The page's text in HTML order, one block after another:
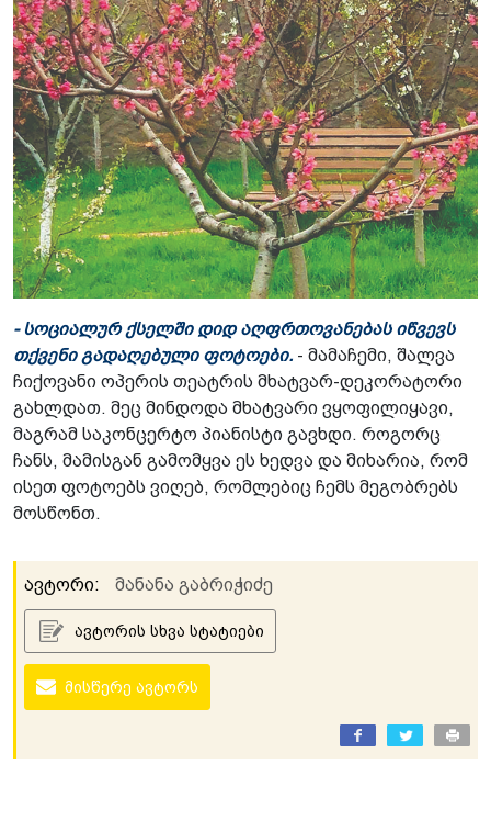
- სოციალურ ქსელში დიდ აღფრთოვანებას იწვევს
თქვენი გადაღებული ფოტოები. - მამაჩემი, შალვა
ჩიქოვანი ოპერის თეატრის მხატვარ-დეკორატორი
გახლდათ. მეც მინდოდა მხატვარი ვყოფილიყავი,
მაგრამ საკონცერტო პიანისტი გავხდი. როგორც
ჩანს, მამისგან გამომყვა ეს ხედვა და მიხარია, რომ
ისეთ ფოტოებს ვიღებ, რომლებიც ჩემს მეგობრებს
მოსწონთ.
ავტორი: მანანა გაბრიჭიძე
ავტორის სხვა სტატიები
მისწერე ავტორს